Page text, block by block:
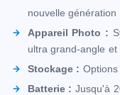
nouvelle génération
Appareil Photo :
ultra grand-angle
Stockage :
Batterie : Jusqu'à